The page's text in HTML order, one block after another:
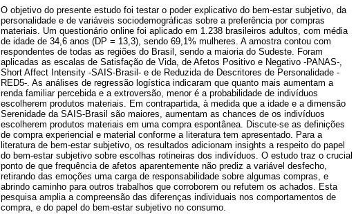
O objetivo do presente estudo foi testar o poder explicativo do bem-estar subjetivo, da
personalidade e de variáveis sociodemográficas sobre a preferência por compras
materiais. Um questionário online foi aplicado em 1.238 brasileiros adultos, com média
de idade de 34,6 anos (DP = 13,3), sendo 69,1% mulheres. A amostra contou com
respondentes de todas as regiões do Brasil, sendo a maioria do Sudeste. Foram
aplicadas as escalas de Satisfação de Vida, de Afetos Positivo e Negativo -PANAS-,
Short Affect Intensity -SAIS-Brasil- e de Reduzida de Descritores de Personalidade -
RED5-. As análises de regressão logística indicaram que quanto mais aumentam a
renda familiar percebida e a extroversão, menor é a probabilidade de indivíduos
escolherem produtos materiais. Em contrapartida, à medida que a idade e a dimensão
Serenidade da SAIS-Brasil são maiores, aumentam as chances de os indivíduos
escolherem produtos materiais em uma compra espontânea. Discute-se as definições
de compra experiencial e material conforme a literatura tem apresentado. Para a
literatura de bem-estar subjetivo, os resultados adicionam insights a respeito do papel
do bem-estar subjetivo sobre escolhas rotineiras dos indivíduos. O estudo traz o crucial
ponto de que frequência de afetos aparentemente não prediz a variável desfecho,
retirando das emoções uma carga de responsabilidade sobre algumas compras, e
abrindo caminho para outros trabalhos que corroborem ou refutem os achados. Esta
pesquisa amplia a compreensão das diferenças individuais nos comportamentos de
compra, e do papel do bem-estar subjetivo no consumo.